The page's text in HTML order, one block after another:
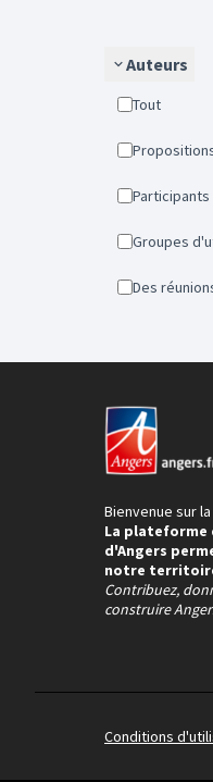
Auteurs
Tout
Participants
Groupes
Des
Bienvenue sur
La plateforme
d'Angers
notre
Contribuez,
construire
Conditions